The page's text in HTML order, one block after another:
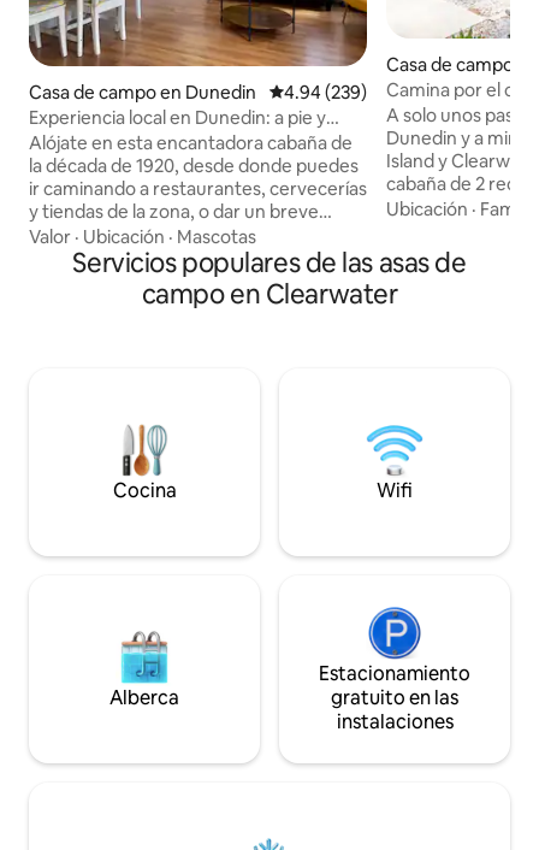
Casa de campo en Dunedin Calificación promedio: 4.94 de
4.94 (239)
Experiencia local en Dunedin: a pie y
divertida
Alójate en esta encantadora cabaña de
la década de 1920, desde donde puedes
ir caminando a restaurantes, cervecerías
y tiendas de la zona, o dar un breve
paseo hasta el puerto deportivo para
contemplar la puesta de sol.
Perfectamente ubicado en el corazón
de Dunedin, este alojamiento permite
Después de un día de diversión en la
playa, béisbol o exploración, disfruta de
un paseo tranquilo para cenar, tomar
Valor · Ubicación · Mascotas
Casa de campo
Camina por el
marítimo, a
A solo unos
Dunedin y a
Island y
cabaña de 2
superior combina
excepcional. Murales tropicales, vistas
desde las copas
camas tamaño
conduce unos
Apto para
bellamente
Parrot hoy mismo.
Ubicación ·
Servicios populares de las asas de
campo en Clearwater
Cocina Wifi
Alberca
Estacionamiento
gratuito en las
instalaciones